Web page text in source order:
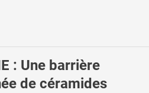
: Une barrière
de céramides